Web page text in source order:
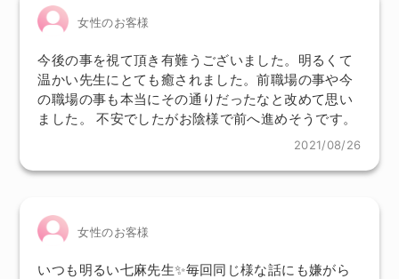
女性のお客様
今後の事を視て頂き有難うございました。明るくて
温かい先生にとても癒されました。前職場の事や今
の職場の事も本当にその通りだったなと改めて思い
ました。 不安でしたがお陰様で前へ進めそうです。
2021/08/26
女性のお客様
いつも明るい七麻先生✨毎回同じ様な話にも嫌がら